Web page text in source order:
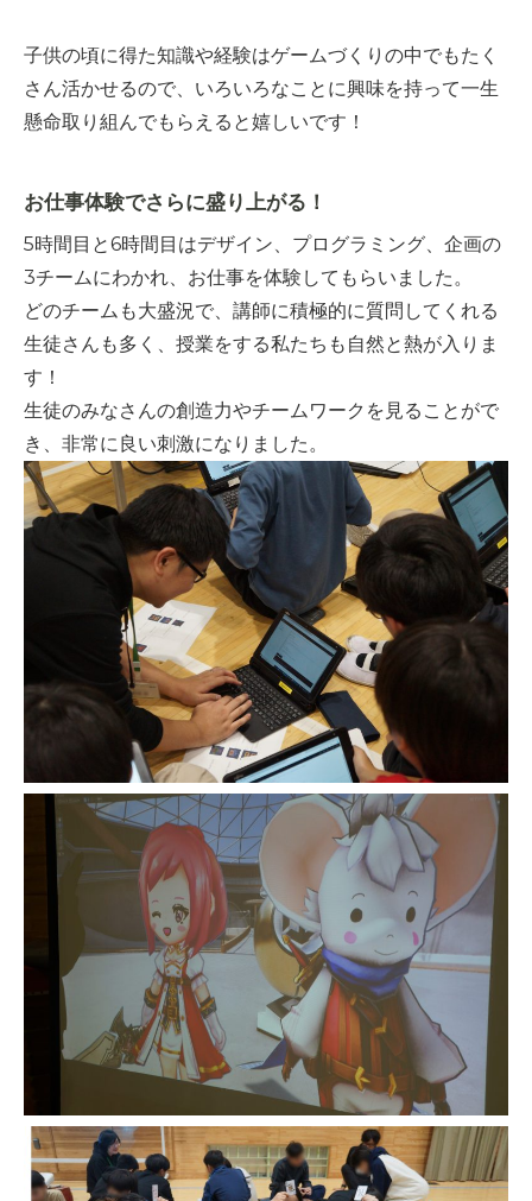
子供の頃に得た知識や経験はゲームづくりの中でもたく
さん活かせるので、いろいろなことに興味を持って一生
懸命取り組んでもらえると嬉しいです！
お仕事体験でさらに盛り上がる！
5時間目と6時間目はデザイン、プログラミング、企画の
3チームにわかれ、お仕事を体験してもらいました。
どのチームも大盛況で、講師に積極的に質問してくれる
生徒さんも多く、授業をする私たちも自然と熱が入りま
す！
生徒のみなさんの創造力やチームワークを見ることがで
き、非常に良い刺激になりました。